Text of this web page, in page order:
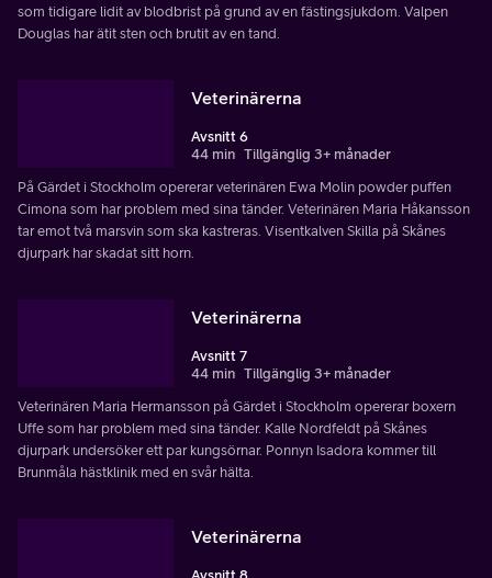
som tidigare lidit av blodbrist på grund av en fästingsjukdom. Valpen
Douglas har ätit sten och brutit av en tand.
Veterinärerna
Avsnitt 6
44 min Tillgänglig 3+ månader
På Gärdet i Stockholm opererar veterinären Ewa Molin powder puffen
Cimona som har problem med sina tänder. Veterinären Maria Håkansson
tar emot två marsvin som ska kastreras. Visentkalven Skilla på Skånes
djurpark har skadat sitt horn.
Veterinärerna
Avsnitt 7
44 min Tillgänglig 3+ månader
Veterinären Maria Hermansson på Gärdet i Stockholm opererar boxern
Uffe som har problem med sina tänder. Kalle Nordfeldt på Skånes
djurpark undersöker ett par kungsörnar. Ponnyn Isadora kommer till
Brunmåla hästklinik med en svår hälta.
Veterinärerna